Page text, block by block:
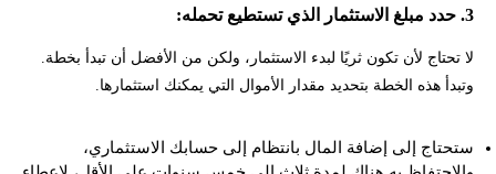
3. حدد مبلغ الاستثمار الذي تستطيع تحمله:
لا تحتاج لأن تكون ثريًا لبدء الاستثمار، ولكن من الأفضل أن تبدأ بخطة.
وتبدأ هذه الخطة بتحديد مقدار الأموال التي يمكنك استثمارها.
ستحتاج إلى إضافة المال بانتظام إلى حسابك الاستثماري،